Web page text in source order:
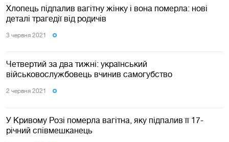
Хлопець підпалив вагітну жінку і вона померла: нові
деталі трагедії від родичів
3 червня 2021
Четвертий за два тижні: український
військовослужбовець вчинив самогубство
2 червня 2021
У Кривому Розі померла вагітна, яку підпалив її 17-
річний співмешканець